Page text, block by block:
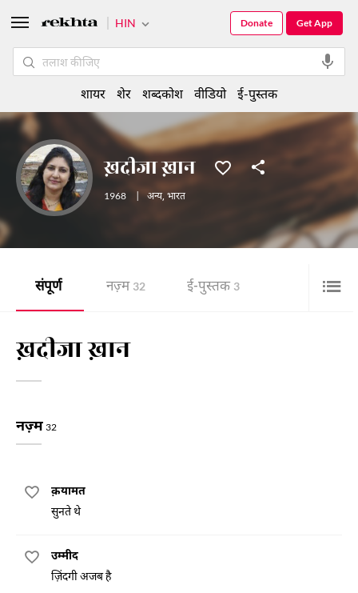
ख़दीजा ख़ान
1968 अन्य, भारत
संपूर्ण नज़्म 32 ई-पुस्तक 3
ख़दीजा ख़ान
नज़्म 32
क़यामत
सुनते थे
उम्मीद
ज़िंदगी अजब है
HIN Get App
Donate
शायर शेर शब्दकोश वीडियो ई-पुस्तक